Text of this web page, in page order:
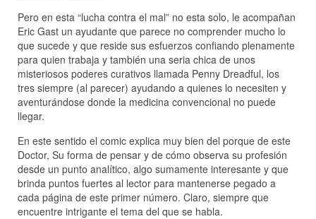
Pero en esta “lucha contra el mal” no esta solo, le acompañan
Eric Gast un ayudante que parece no comprender mucho lo
que sucede y que reside sus esfuerzos confiando plenamente
para quien trabaja y también una seria chica de unos
misteriosos poderes curativos llamada Penny Dreadful, los
tres siempre (al parecer) ayudando a quienes lo necesiten y
aventurándose donde la medicina convencional no puede
llegar.
En este sentido el comic explica muy bien del porque de este
Doctor, Su forma de pensar y de cómo observa su profesión
desde un punto analítico, algo sumamente interesante y que
brinda puntos fuertes al lector para mantenerse pegado a
cada página de este primer número. Claro, siempre que
encuentre intrigante el tema del que se habla.